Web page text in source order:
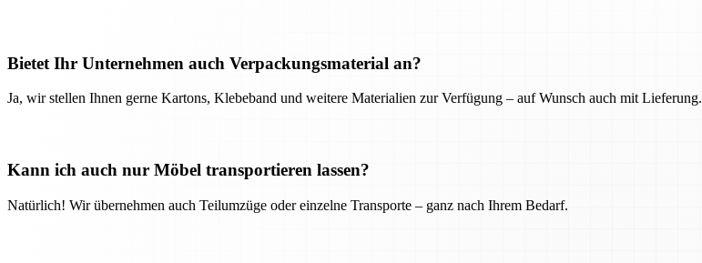
Bietet Ihr Unternehmen auch Verpackungsmaterial an?
Ja, wir stellen Ihnen gerne Kartons, Klebeband und weitere Materialien zur Verfügung – auf Wunsch auch mit Lieferung.
Kann ich auch nur Möbel transportieren lassen?
Natürlich! Wir übernehmen auch Teilumzüge oder einzelne Transporte – ganz nach Ihrem Bedarf.